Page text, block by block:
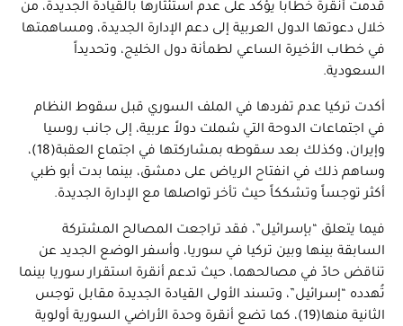
قدمت أنقرة خطاباً يؤكد على عدم استئثارها بالقيادة الجديدة، من
خلال دعوتها الدول العربية إلى دعم الإدارة الجديدة، ومساهمتها
في خطاب الأخيرة الساعي لطمأنة دول الخليج، وتحديداً
السعودية.
أكدت تركيا عدم تفردها في الملف السوري قبل سقوط النظام
في اجتماعات الدوحة التي شملت دولاً عربية، إلى جانب روسيا
وإيران، وكذلك بعد سقوطه بمشاركتها في اجتماع العقبة(18)،
وساهم ذلك في انفتاح الرياض على دمشق، بينما بدت أبو ظبي
أكثر توجساً وتشككاً حيث تأخر تواصلها مع الإدارة الجديدة.
فيما يتعلق “بإسرائيل”، فقد تراجعت المصالح المشتركة
السابقة بينها وبين تركيا في سوريا، وأسفر الوضع الجديد عن
تناقض حادّ في مصالحهما، حيث تدعم أنقرة استقرار سوريا بينما
تُهدده “إسرائيل”، وتسند الأولى القيادة الجديدة مقابل توجس
الثانية منها(19)، كما تضع أنقرة وحدة الأراضي السورية أولوية